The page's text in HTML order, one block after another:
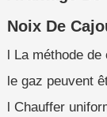
Noix De
l La méthode
le gaz peuvent
l Chauffer